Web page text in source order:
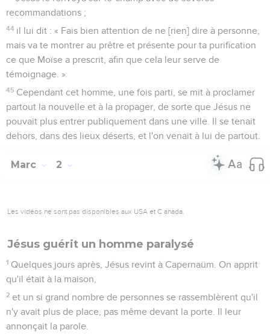
recommandations ;
44 il lui dit : « Fais bien attention de ne [rien] dire à personne,
mais va te montrer au prêtre et présente pour ta purification
ce que Moïse a prescrit, afin que cela leur serve de
témoignage. »
45 Cependant cet homme, une fois parti, se mit à proclamer
partout la nouvelle et à la propager, de sorte que Jésus ne
pouvait plus entrer publiquement dans une ville. Il se tenait
dehors, dans des lieux déserts, et l'on venait à lui de partout.
Marc 2
Les vidéos ne sont pas disponibles aux USA et C anada.
Jésus guérit un homme paralysé
1 Quelques jours après, Jésus revint à Capernaüm. On apprit
qu'il était à la maison,
2 et un si grand nombre de personnes se rassemblèrent qu'il
n'y avait plus de place, pas même devant la porte. Il leur
annonçait la parole.